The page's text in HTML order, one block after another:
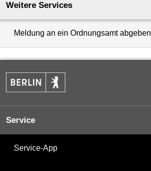
Weitere Services
Meldung an ein Ordnungsamt abgeben
Service
Service-App